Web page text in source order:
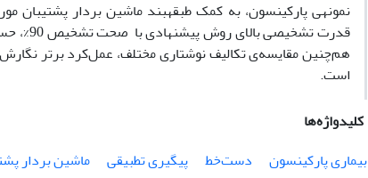
نمونه­ی پارکینسون، به کمک طبقه­بند ماشین بردار پشتیبان
هم‌چنین مقایسه‌ی تکالیف نوشتاری مختلف، عمل‌کرد برتر
است.
کلیدواژه‌ها
بیماری پارکینسون
دست‌خط پیگیری تطبیقی
ماشین بردار